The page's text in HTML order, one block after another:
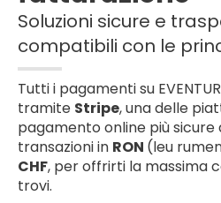
Soluzioni sicure e
compatibili con le
Tutti i pagamenti su
tramite Stripe, una delle
pagamento online più
transazioni in RON (leu
CHF, per offrirti la massima
trovi.